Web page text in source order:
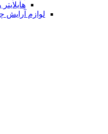
لوازم آرایش